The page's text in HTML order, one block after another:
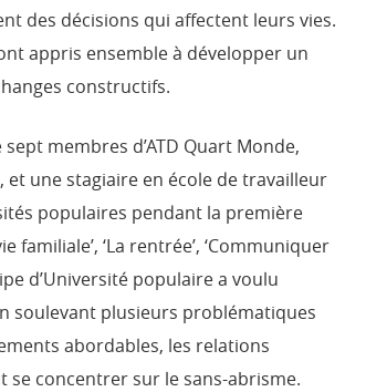
des décisions qui affectent leurs vies.
appris ensemble à développer un
constructifs.
membres d’ATD Quart Monde,
, et une stagiaire en école de travailleur
populaires pendant la première
‘La rentrée’, ‘Communiquer
d’Université populaire a voulu
soulevant plusieurs problématiques
abordables, les relations
concentrer sur le sans-abrisme.